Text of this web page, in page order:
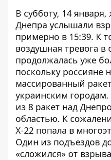
В субботу, 14 января,
Днепра услышали
примерно в 15:39. К
воздушная тревога в
продолжалась уже
поскольку россияне
массированный
украинским
из 8 ракет над
областью. К
Х-22 попала в
Один из подъездов
«сложился» от